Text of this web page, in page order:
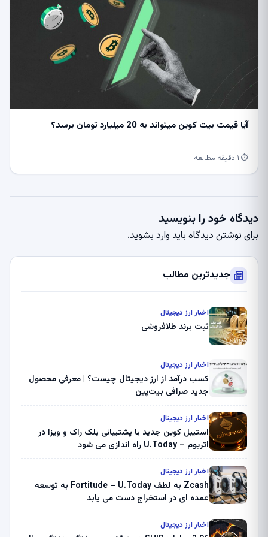
آیا قیمت بیت کوین میتواند به 20 میلیارد تومان برسد؟
⏱ ۱ دقیقه مطالعه
دیدگاه خود را بنویسید
برای نوشتن دیدگاه بایدوارد بشوید.
جدیدترین مطالب
اخبار ارز دیجیتال
ثبت برند طلافروشی
اخبار ارز دیجیتال
کسب درآمد از ارز دیجیتال چیست؟ | معرفی محصول
جدید صرافی بیت‌پین
اخبار ارز دیجیتال
استیبل کوین جدید با پشتیبانی بلک راک و ویزا در
اتریوم – U.Today راه اندازی می شود
اخبار ارز دیجیتال
Zcash به لطف Fortitude – U.Today به توسعه
عمده ای در استخراج دست می یابد
اخبار ارز دیجیتال